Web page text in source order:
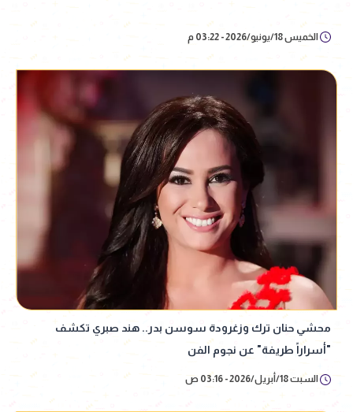
الخميس 18/يونيو/2026 - 03:22 م
محشي حنان ترك وزغرودة سوسن بدر.. هند صبري تكشف
"أسراراً طريفة" عن نجوم الفن
السبت 18/أبريل/2026 - 03:16 ص